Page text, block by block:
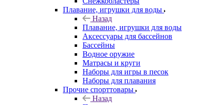
Плавание, игрушки для воды
Назад
Плавание, игрушки для воды
Аксессуары для бассейнов
Бассейны
Водное оружие
Матрасы и круги
Наборы для игры в песок
Наборы для плавания
Прочие спорттовары
Назад